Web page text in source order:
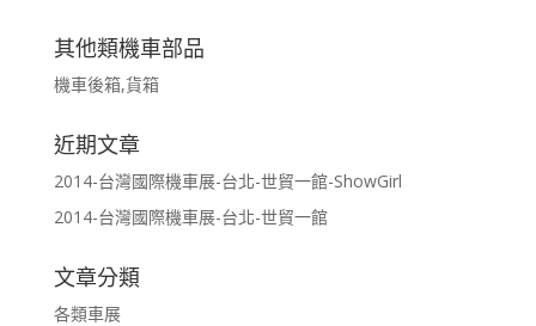
其他類機車部品
機車後箱,貨箱
近期文章
2014-台灣國際機車展-台北-世貿一館-ShowGirl
2014-台灣國際機車展-台北-世貿一館
文章分類
各類車展